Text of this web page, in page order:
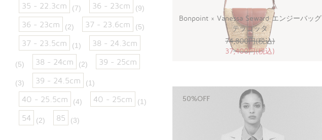
35 - 22.3cm (7) 36 - 23cm (9)
36 - 23cm (2) 37 - 23.6cm (5)
37 - 23.5cm (1) 38 - 24.3cm
(5) 38 - 24cm (2) 39 - 25cm
(3) 39 - 24.5cm (1)
40 - 25.5cm (4) 40 - 25cm (1)
54 (2) 85 (3)
Bonpoint × Vanessa Seward エンジーバッグ
テラコッタ
74,800円(税込)
37,400円(税込)
50%OFF